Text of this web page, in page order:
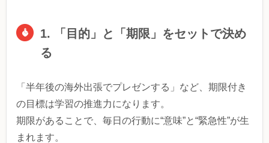
1. 「目的」と「期限」をセットで決め
る
「半年後の海外出張でプレゼンする」など、期限付き
の目標は学習の推進力になります。
期限があることで、毎日の行動に“意味”と“緊急性”が生
まれます。